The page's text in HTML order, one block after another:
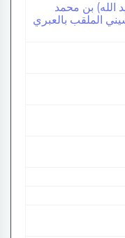
الله) بن محمد
الملقب بالعبري